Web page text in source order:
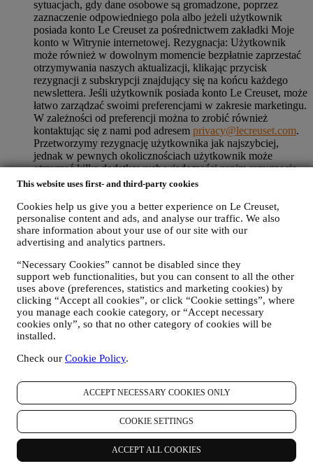
This website uses first- and third-party cookies
Cookies help us give you a better experience on Le Creuset,
personalise content and ads, and analyse our traffic. We also
share information about your use of our site with our
advertising and analytics partners.
“Necessary Cookies” cannot be disabled since they
support web functionalities, but you can consent to all the other
uses above (preferences, statistics and marketing cookies) by
clicking “Accept all cookies”, or click “Cookie settings”, where
you manage each cookie category, or “Accept necessary
cookies only”, so that no other category of cookies will be
installed.
Check our Cookie Policy.
ACCEPT NECESSARY COOKIES ONLY
COOKIE SETTINGS
ACCEPT ALL COOKIES
sytuacjach, gdy dane osobowe są gromadzone, poprzez
zaznaczenie odpowiedniego pola albo jeżeli użytkownik
posiada konto Le Creuset za pośrednictwem zakładki Moje
konto w Witrynie internetowej. Rezygnacja: Użytkownik
może również w dowolnym momencie bezpłatnie zaprzestać
otrzymywania naszych aktualizacji, klikając przycisk
rezygnacji z subskrypcji znajdujący się na końcu każdego
newslettera. Jeśli użytkownik posiada konto Le Creuset, może
łatwo zarządzać swoimi preferencjami w zakresie marketingu.
W zależności od preferencji można to zrobić również
kontaktując się z nami pod adresem privacy@lecreuset.com.
Przetworzymy rezygnację użytkownika jak najszybciej,
jednak w pewnych okolicznościach użytkownik może
otrzymać kilka dodatkowych wiadomości zanim rezygnacja
zostanie całkowicie przetworzona.Należy pamiętać, że nie
użytkownika, ani innych danych osobowych innym spółkom
w celach marketingowych.
PONOWNE TARGETOWANIE/DOSTOSOWYWANIE
OFERT I ZWIĘKSZANIE KOMFORTU
Chcielibyśmy wykorzystywać dane osobowe użytkownika w
celu dostosowania naszych usług i ofert do jego potrzeb i
preferencji, aby zapewnić mu spersonalizowaną obsługę Le
Creuset. Będziemy to realizować poprzez analizę
przyzwyczajeń albo zainteresowań użytkownika, na przykład
w odniesieniu do najczęściej przeglądanych produktów,
odwiedzanych w naszej witrynie internetowej, czytanych
cookie i podobnych technologii (w tym technologię Piksela
Śledzącego), również w połączeniu z Twoimi danymi i
preferencjami zebranymi po zapisaniu się na naszą
spersonalizowaną komunikację marketingową. Będziemy
wykorzystywać te informacje do zarządzania naszymi
reklamami na innych stronach, udzielania dostępu do